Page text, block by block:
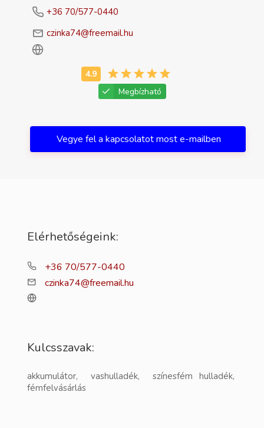
+36 70/577-0440
czinka74@freemail.hu
Megbízható
Vegye fel a kapcsolatot most e-mailben
Elérhetőségeink:
+36 70/577-0440
czinka74@freemail.hu
Kulcsszavak:
akkumulátor, vashulladék, színesfém hulladék,
fémfelvásárlás